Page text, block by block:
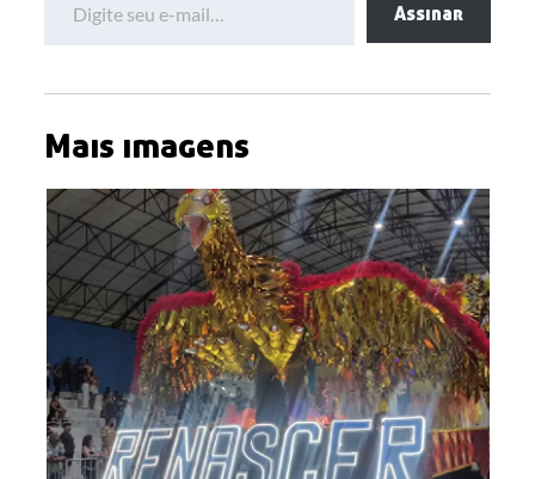
Assinar
Mais imagens